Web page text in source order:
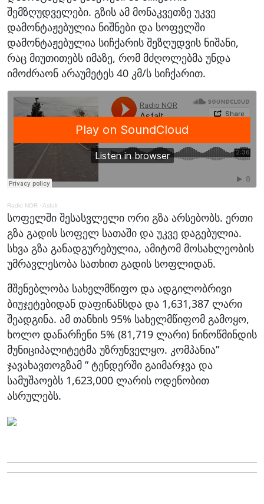
შემზღუდველები. გზის ამ მონაკვეთზე უკვე
დამონტაჟებულია ნიშნები და სოფელში
დამონტაჟებულია სიჩქარის შეზღუდვის ნიშანი,
რაც მიუთითებს იმაზე, რომ მძღოლებმა უნდა
იმოძრაონ არაუმეტეს 40 კმ/ს სიჩქარით.
Radio NOR · Asfalt
სოფელში შესასვლელი ორი გზა არსებობს. ერთი
გზა გადის სოფელ სათაში და უკვე დაგებულია.
სხვა გზა განადგურებულია, ამიტომ მოსახლეობის
უმრავლესობა სათხით გადის სოფლიდან.
მშენებლობა სახელმწიფო და ადგილობრივი
ბიუჯეტებიდან დაფინანსდა და 1,631,387 ლარი
შეადგინა. ამ თანხის 95% სახელმწიფომ გამოყო,
ხოლო დანარჩენი 5% (81,719 ლარი) ნინოწმინდის
მუნიციპალიტეტმა უზრუნველყო. კომპანია”
ჯავახავთოგზამ ” ტენდერში გაიმარჯვა და
სამუშაოებს 1,623,000 ლარის ოდენობით
ასრულებს.